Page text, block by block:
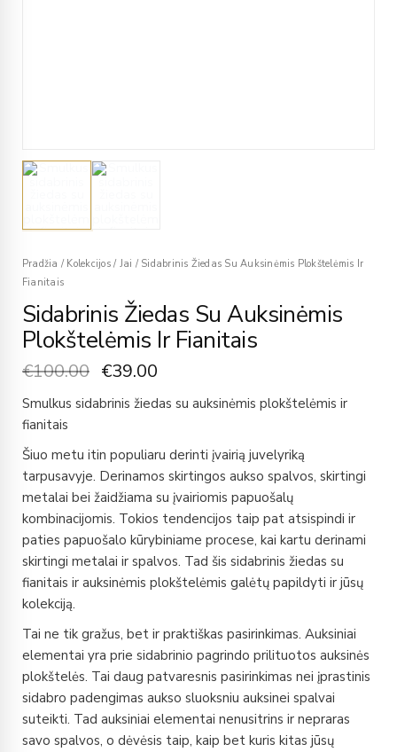
Pradžia / Kolekcijos / Jai /Sidabrinis Žiedas Su Auksinėmis Plokštelėmis Ir
Fianitais
Sidabrinis Žiedas Su Auksinėmis
Plokštelėmis Ir Fianitais
€100.00 €39.00
Smulkus sidabrinis žiedas su auksinėmis plokštelėmis ir
fianitais
Šiuo metu itin populiaru derinti įvairią juvelyriką
tarpusavyje. Derinamos skirtingos aukso spalvos, skirtingi
metalai bei žaidžiama su įvairiomis papuošalų
kombinacijomis. Tokios tendencijos taip pat atsispindi ir
paties papuošalo kūrybiniame procese, kai kartu derinami
skirtingi metalai ir spalvos. Tad šis sidabrinis žiedas su
fianitais ir auksinėmis plokštelėmis galėtų papildyti ir jūsų
kolekciją.
Tai ne tik gražus, bet ir praktiškas pasirinkimas. Auksiniai
elementai yra prie sidabrinio pagrindo prilituotos auksinės
plokštelės. Tai daug patvaresnis pasirinkimas nei įprastinis
sidabro padengimas aukso sluoksniu auksinei spalvai
suteikti. Tad auksiniai elementai nenusitrins ir nepraras
savo spalvos, o dėvėsis taip, kaip bet kuris kitas jūsų